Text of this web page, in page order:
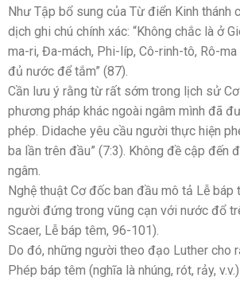
Như Tập bổ sung của Từ điển Kinh thánh
dịch ghi chú chính xác: “Không chắc là ở
ma-ri, Đa-mách, Phi-líp, Cô-rinh-tô, Rô-
đủ nước để tắm” (87).
Cần lưu ý rằng từ rất sớm trong lịch sử
phương pháp khác ngoài ngâm mình đã
phép. Didache yêu cầu người thực hiện
ba lần trên đầu” (7:3). Không đề cập đến
ngâm.
Nghệ thuật Cơ đốc ban đầu mô tả Lễ báp
người đứng trong vũng cạn với nước đổ
Scaer, Lễ báp têm, 96-101).
Do đó, những người theo đạo Luther cho
Phép báp têm (nghĩa là nhúng, rót, rảy,